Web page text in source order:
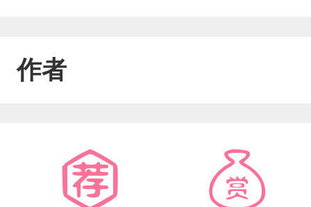
地靠近、守护自己亏欠了一辈子的人
备、满心疑惑、步步试探，不解宿敌
生涟漪，慢慢看透冷面将军冰冷外壳
作者